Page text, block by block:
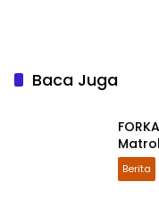
Baca Juga
Berita